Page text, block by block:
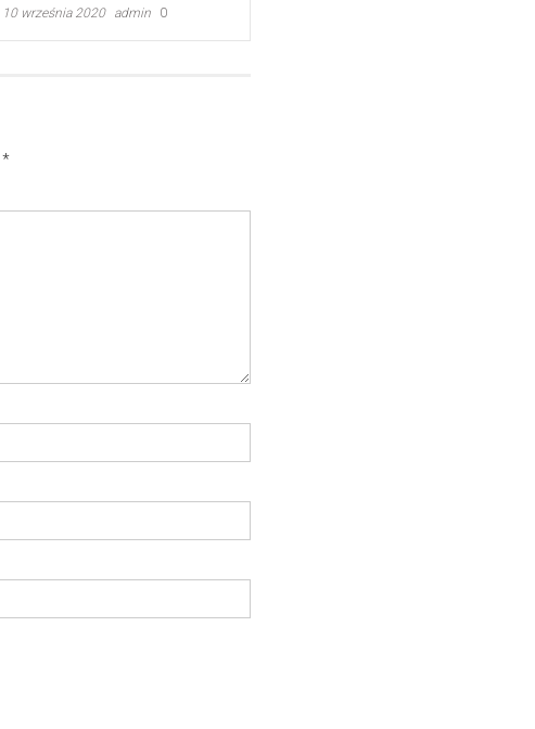
10 września 2020 admin 0
*